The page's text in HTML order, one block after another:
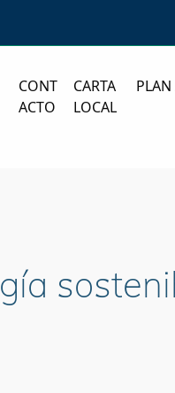
CONT
ACTO
CARTA
LOCAL